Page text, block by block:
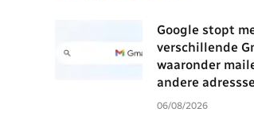
Google stopt
verschillende
waaronder
andere
06/08/2026